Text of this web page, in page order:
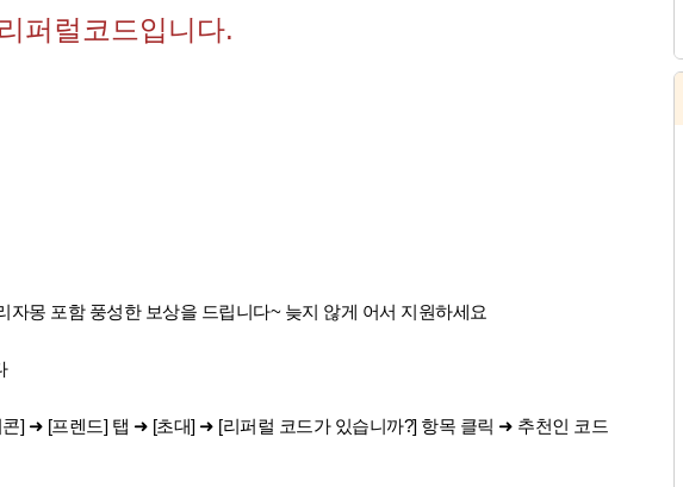
퍼럴코드입니다.
자몽 포함 풍성한 보상을 드립니다~ 늦지 않게 어서 지원하세요
] ➜ [프렌드] 탭 ➜ [초대] ➜ [리퍼럴 코드가 있습니까?] 항목 클릭 ➜ 추천인 코드